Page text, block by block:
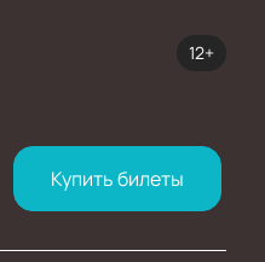
12+
Купить билеты